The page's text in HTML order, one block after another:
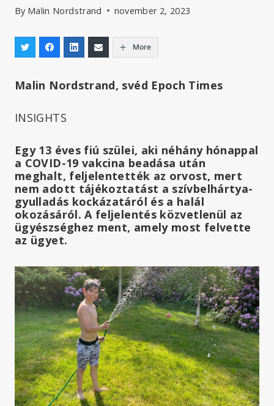
By Malin Nordstrand november 2, 2023
More
Malin Nordstrand, svéd Epoch Times
INSIGHTS
Egy 13 éves fiú szülei, aki néhány hónappal
a COVID-19 vakcina beadása után
meghalt, feljelentették az orvost, mert
nem adott tájékoztatást a szívbelhártya-
gyulladás kockázatáról és a halál
okozásáról. A feljelentés közvetlenül az
ügyészséghez ment, amely most felvette
az ügyet.